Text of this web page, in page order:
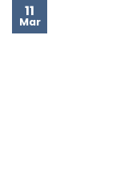
11
Mar